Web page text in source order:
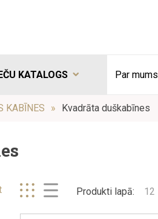
KATALOGS Par mums
KABĪNES Kvadrāta duškabīnes
Produkti lapā: 12